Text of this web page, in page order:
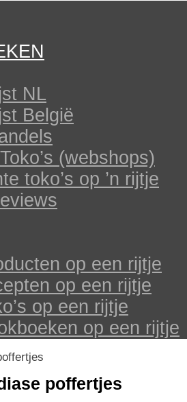
NL
België
(webshops)
toko’s op ’n rijtje
op een rijtje
op een rijtje
op een rijtje
op een rijtje
poffertjes